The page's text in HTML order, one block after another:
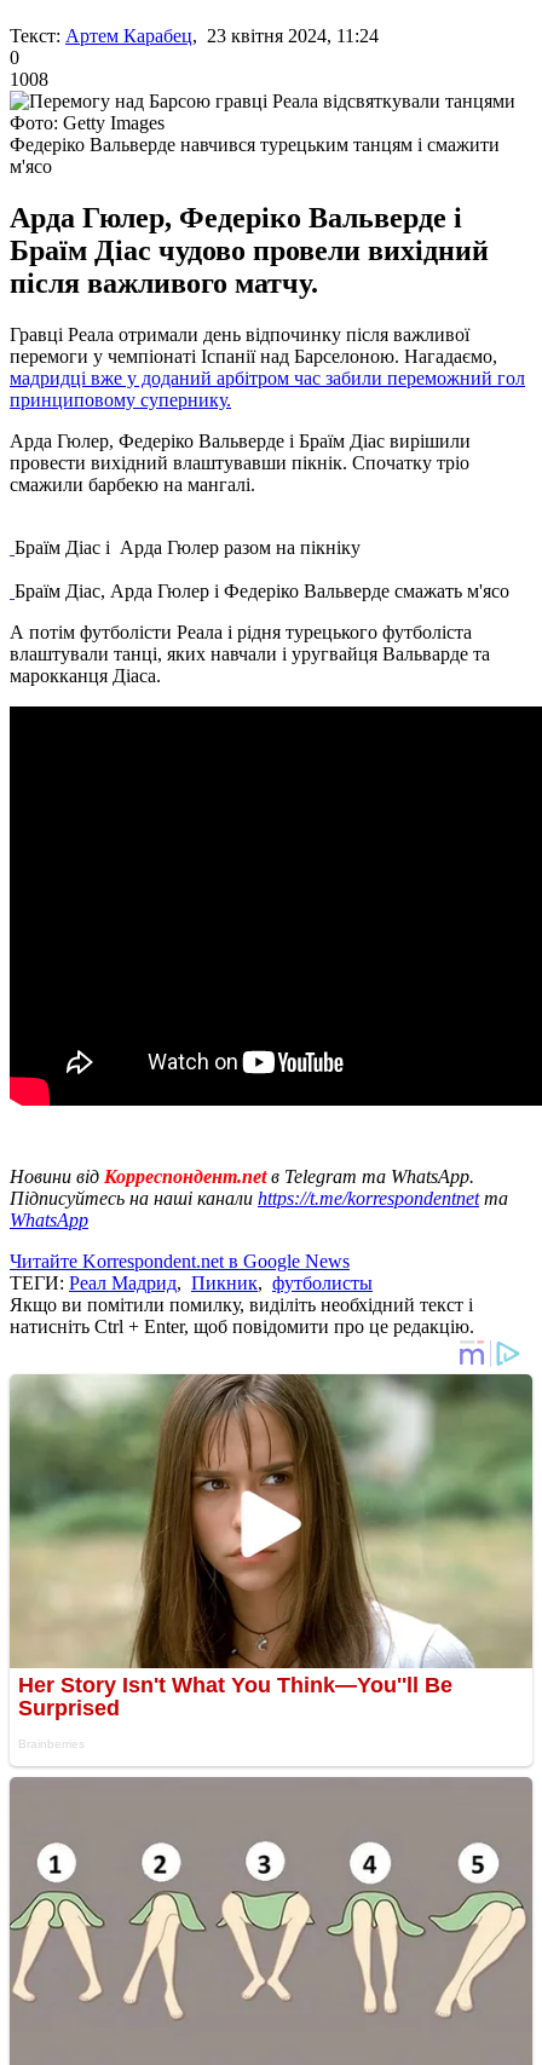
Текст: Артем Карабец, 23 квітня 2024, 11:24
0
1008
Фото: Getty Images
Федеріко Вальверде навчився турецьким танцям і смажити
м'ясо
Арда Гюлер, Федеріко Вальверде і
Браїм Діас чудово провели вихідний
після важливого матчу.
Гравці Реала отримали день відпочинку після важливої
перемоги у чемпіонаті Іспанії над Барселоною. Нагадаємо,
мадридці вже у доданий арбітром час забили переможний гол
принциповому супернику.
Арда Гюлер, Федеріко Вальверде і Браїм Діас вирішили
провести вихідний влаштувавши пікнік. Спочатку тріо
смажили барбекю на мангалі.
Браїм Діас і Арда Гюлер разом на пікніку
Браїм Діас, Арда Гюлер і Федеріко Вальверде смажать м'ясо
А потім футболісти Реала і рідня турецького футболіста
влаштували танці, яких навчали і уругвайця Вальварде та
марокканця Діаса.
Новини від Корреспондент.netв Telegram та WhatsApp.
Підписуйтесь на наші канали https://t.me/korrespondentnetта
WhatsApp
Читайте Korrespondent.net в Google News
ТЕГИ: Реал Мадрид, Пикник, футболисты
Якщо ви помітили помилку, виділіть необхідний текст і
натисніть Ctrl + Enter, щоб повідомити про це редакцію.